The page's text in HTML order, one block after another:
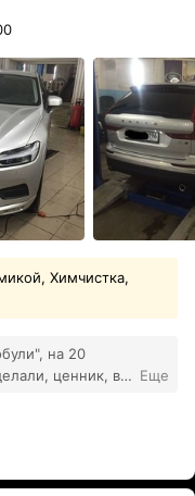
Химчистка,
на 20
ценник, в
Еще